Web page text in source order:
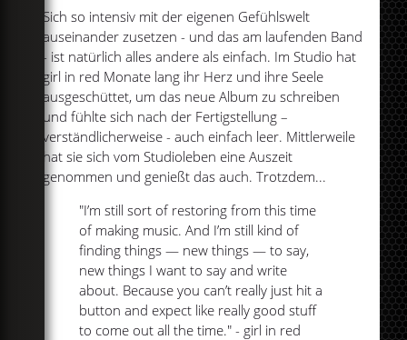
Sich so intensiv mit der eigenen Gefühlswelt
auseinander zusetzen - und das am laufenden Band
- ist natürlich alles andere als einfach. Im Studio hat
girl in red Monate lang ihr Herz und ihre Seele
ausgeschüttet, um das neue Album zu schreiben
und fühlte sich nach der Fertigstellung –
verständlicherweise - auch einfach leer. Mittlerweile
hat sie sich vom Studioleben eine Auszeit
genommen und genießt das auch. Trotzdem...
"I’m still sort of restoring from this time
of making music. And I’m still kind of
finding things — new things — to say,
new things I want to say and write
about. Because you can’t really just hit a
button and expect like really good stuff
to come out all the time." - girl in red